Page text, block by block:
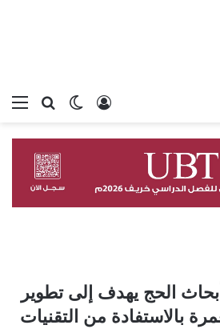
بحثالوضع
تسجيل الدخول
الحج يهدف إلى تطوير
بالاستفادة من التقنيات